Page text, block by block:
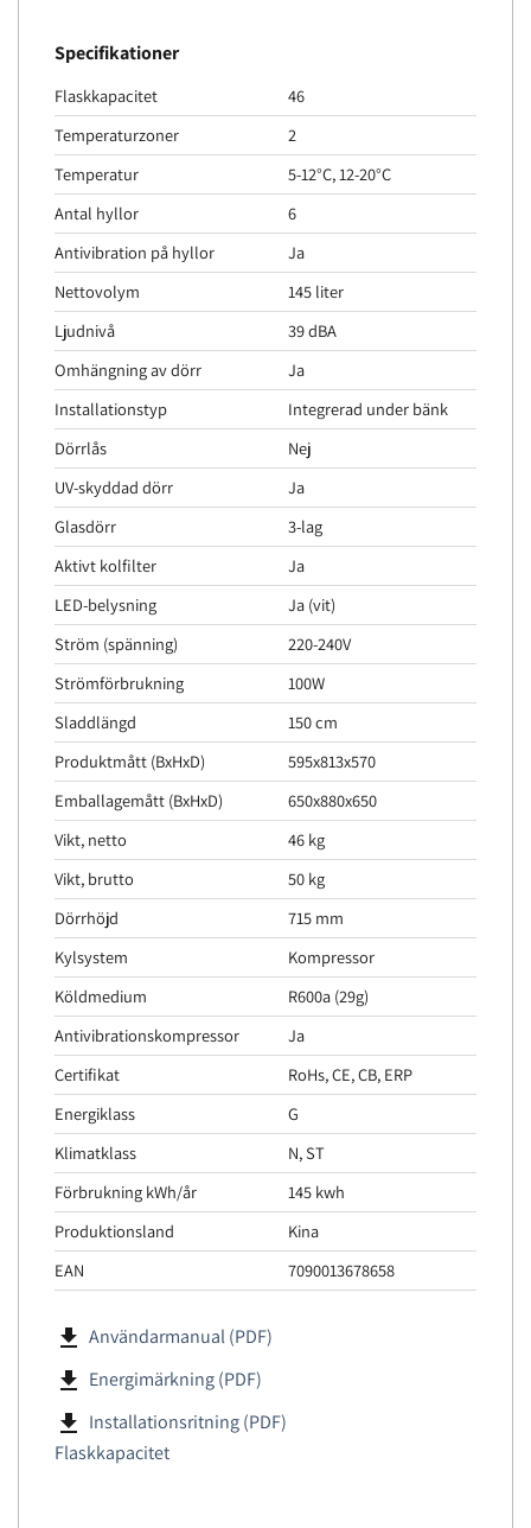
Specifikationer
Flaskkapacitet
46
Temperaturzoner
2
Temperatur
5-12°C, 12-20°C
Antal hyllor
6
Antivibration på hyllor
Ja
Nettovolym
145 liter
Ljudnivå
39 dBA
Omhängning av dörr
Ja
Installationstyp
Integrerad under bänk
Dörrlås
Nej
UV-skyddad dörr
Ja
Glasdörr
3-lag
Aktivt kolfilter
Ja
LED-belysning
Ja (vit)
Ström (spänning)
220-240V
Strömförbrukning
100W
Sladdlängd
150 cm
Produktmått (BxHxD)
595x813x570
Emballagemått (BxHxD)
650x880x650
Vikt, netto
46 kg
Vikt, brutto
50 kg
Dörrhöjd
715 mm
Kylsystem
Kompressor
Köldmedium
R600a (29g)
Antivibrationskompressor
Ja
Certifikat
RoHs, CE, CB, ERP
Energiklass
G
Klimatklass
N, ST
Förbrukning kWh/år
145 kwh
Produktionsland
Kina
EAN
7090013678658
file_download Användarmanual (PDF)
file_download Energimärkning (PDF)
file_download Installationsritning (PDF)
Flaskkapacitet